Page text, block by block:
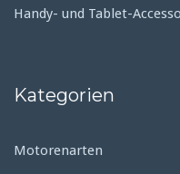
Handy- und Tablet-
Kategorien
Motorenarten